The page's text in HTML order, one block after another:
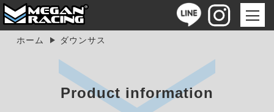
ホーム ダウンサス
Product information